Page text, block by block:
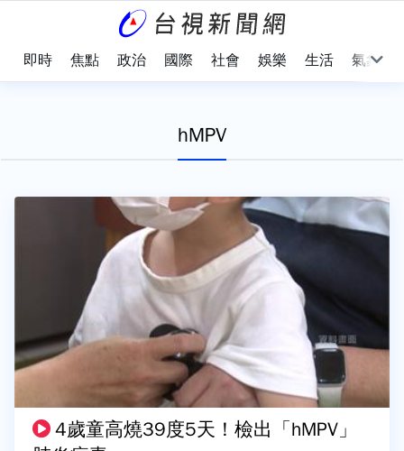
即時 焦點 政治 國際 社會 娛樂 生活 氣象
hMPV
4歲童高燒39度5天！檢出「hMPV」